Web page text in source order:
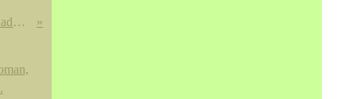
A rare simulated puddingstone vase, zhadou. Gilt Qianlong seal mark and of the period